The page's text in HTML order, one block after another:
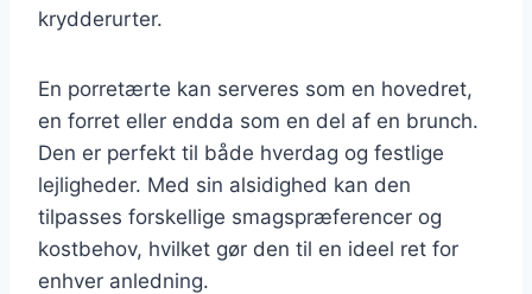
krydderurter.
En porretærte kan serveres som en hovedret,
en forret eller endda som en del af en brunch.
Den er perfekt til både hverdag og festlige
lejligheder. Med sin alsidighed kan den
tilpasses forskellige smagspræferencer og
kostbehov, hvilket gør den til en ideel ret for
enhver anledning.